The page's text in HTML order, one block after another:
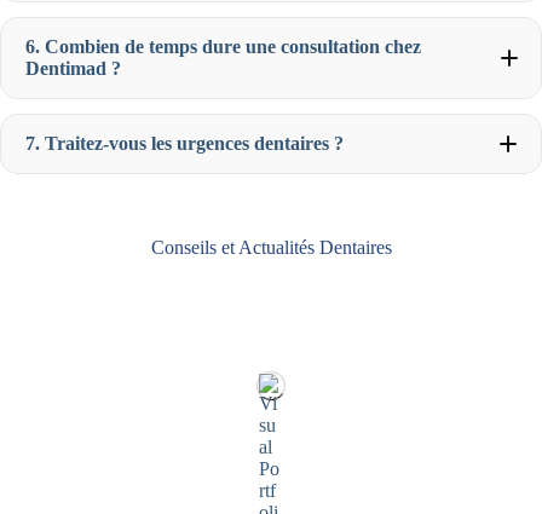
Virement bancaire Pour les traitements plus coûteux
proposons également des solutions de financement
personnalisées pour échelonner les paiements sur
Carte bancaire (Visa, Mastercard)
6. Combien de temps dure une consultation chez
Dentimad ?
temps de bien vous expliquer chaque étape du soin et de
7. Traitez-vous les urgences dentaires ?
Conseils et Actualités Dentaires